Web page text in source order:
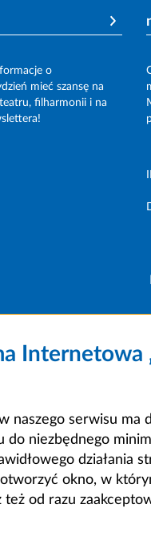
o
mieć szansę na
filharmonii i na
Internetowa
naszego serwisu ma
niezbędnego
działania
otworzyć okno, w
od razu